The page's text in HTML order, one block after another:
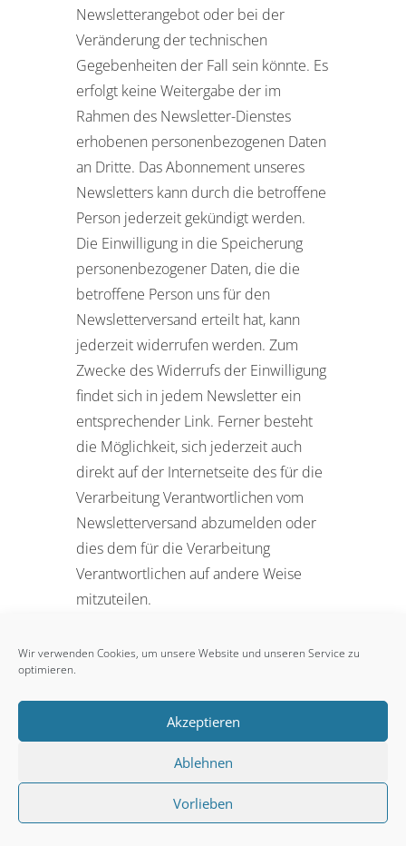
Wir verwenden Cookies, um unsere Website und unseren Service zu
optimieren.
Akzeptieren
Ablehnen
Vorlieben
Newsletterangebot oder bei der
Veränderung der technischen
Gegebenheiten der Fall sein könnte. Es
erfolgt keine Weitergabe der im
Rahmen des Newsletter-Dienstes
erhobenen personenbezogenen Daten
an Dritte. Das Abonnement unseres
Newsletters kann durch die betroffene
Person jederzeit gekündigt werden.
Die Einwilligung in die Speicherung
personenbezogener Daten, die die
betroffene Person uns für den
Newsletterversand erteilt hat, kann
jederzeit widerrufen werden. Zum
Zwecke des Widerrufs der Einwilligung
findet sich in jedem Newsletter ein
entsprechender Link. Ferner besteht
die Möglichkeit, sich jederzeit auch
direkt auf der Internetseite des für die
Verarbeitung Verantwortlichen vom
Newsletterversand abzumelden oder
dies dem für die Verarbeitung
Verantwortlichen auf andere Weise
mitzuteilen.
Coach enthalten sogenannte Zählpixel.
Ein Zählpixel ist eine Miniaturgrafik, die
in solche E-Mails eingebettet wird,
welche im HTML-Format versendet
werden, um eine Logdatei-